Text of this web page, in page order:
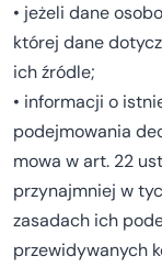
• jeżeli dane
której dane
ich źródle;
• informacji o
podejmowania
mowa w art. 22
przynajmniej w
zasadach ich
przewidywanych